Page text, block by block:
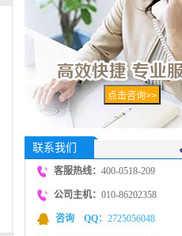
联系我们
客服热线： 400-0518-209
公司主机： 010-86202358
咨询 QQ： 2725056048